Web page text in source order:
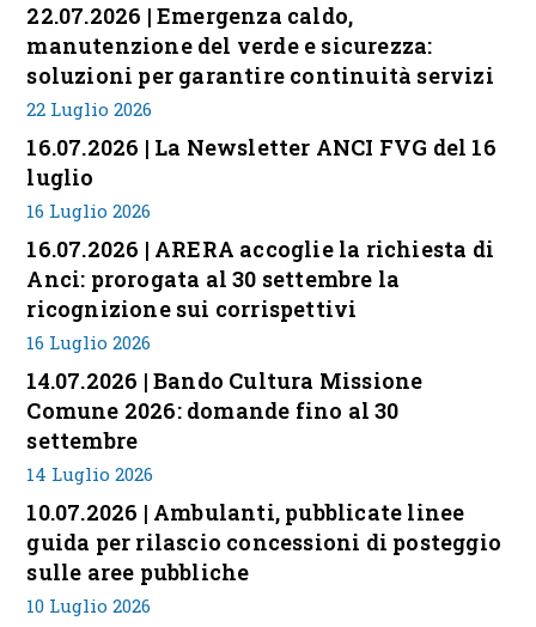
22.07.2026 | Emergenza caldo,
manutenzione del verde e sicurezza:
soluzioni per garantire continuità servizi
22 Luglio 2026
16.07.2026 | La Newsletter ANCI FVG del 16
luglio
16 Luglio 2026
16.07.2026 | ARERA accoglie la richiesta di
Anci: prorogata al 30 settembre la
ricognizione sui corrispettivi
16 Luglio 2026
14.07.2026 | Bando Cultura Missione
Comune 2026: domande fino al 30
settembre
14 Luglio 2026
10.07.2026 | Ambulanti, pubblicate linee
guida per rilascio concessioni di posteggio
sulle aree pubbliche
10 Luglio 2026